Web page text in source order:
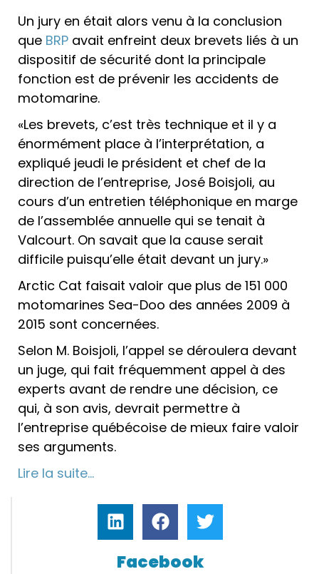
Un jury en était alors venu à la conclusion
que BRP avait enfreint deux brevets liés à un
dispositif de sécurité dont la principale
fonction est de prévenir les accidents de
motomarine.
«Les brevets, c’est très technique et il y a
énormément place à l’interprétation, a
expliqué jeudi le président et chef de la
direction de l’entreprise, José Boisjoli, au
cours d’un entretien téléphonique en marge
de l’assemblée annuelle qui se tenait à
Valcourt. On savait que la cause serait
difficile puisqu’elle était devant un jury.»
Arctic Cat faisait valoir que plus de 151 000
motomarines Sea-Doo des années 2009 à
2015 sont concernées.
Selon M. Boisjoli, l’appel se déroulera devant
un juge, qui fait fréquemment appel à des
experts avant de rendre une décision, ce
qui, à son avis, devrait permettre à
l’entreprise québécoise de mieux faire valoir
ses arguments.
Lire la suite…
Facebook